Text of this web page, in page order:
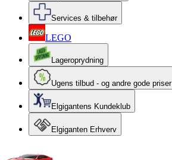
Services & tilbehør
LEGO
Lageroprydning
Ugens tilbud - og andre gode priser
Elgigantens Kundeklub
Elgiganten Erhverv